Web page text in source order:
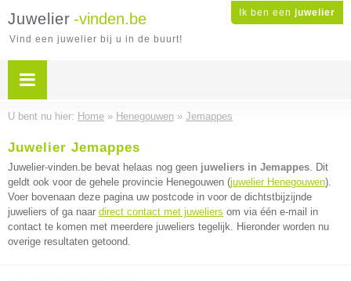
Ik ben een juwelier
Juwelier -vinden.be
Vind een juwelier bij u in de buurt!
U bent nu hier: Home » Henegouwen » Jemappes
Juwelier Jemappes
Juwelier-vinden.be bevat helaas nog geen juweliers in Jemappes. Dit
geldt ook voor de gehele provincie Henegouwen (juwelier Henegouwen).
Voer bovenaan deze pagina uw postcode in voor de dichtstbijzijnde
juweliers of ga naar direct contact met juweliers om via één e-mail in
contact te komen met meerdere juweliers tegelijk. Hieronder worden nu
overige resultaten getoond.